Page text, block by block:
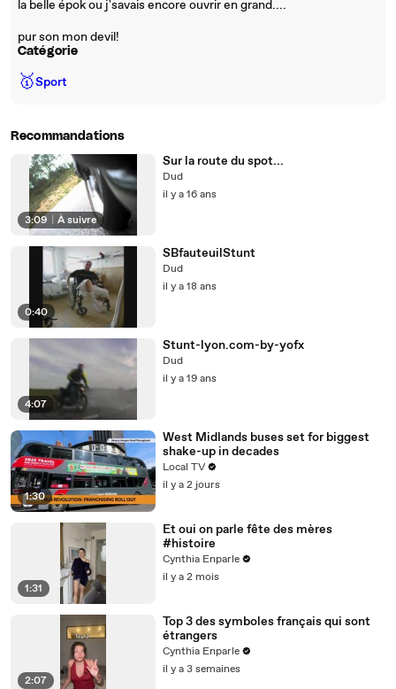
la belle épok ou j'savais encore ouvrir en grand....
pur son mon devil!
Catégorie
🥇Sport
Recommandations
3:09 À suivre
Sur la route du spot...
Dud
il y a 16 ans
0:40
SBfauteuilStunt
Dud
il y a 18 ans
4:07
Stunt-lyon.com-by-yofx
Dud
il y a 19 ans
1:30
West Midlands buses set for biggest
shake-up in decades
Local TV
il y a 2 jours
1:31
Et oui on parle fête des mères
#histoire
Cynthia Enparle
il y a 2 mois
2:07
Top 3 des symboles français qui sont
étrangers
Cynthia Enparle
il y a 3 semaines